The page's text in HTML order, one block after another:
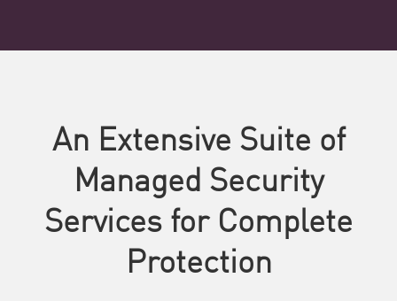
An Extensive Suite of
Managed Security
Services for Complete
Protection